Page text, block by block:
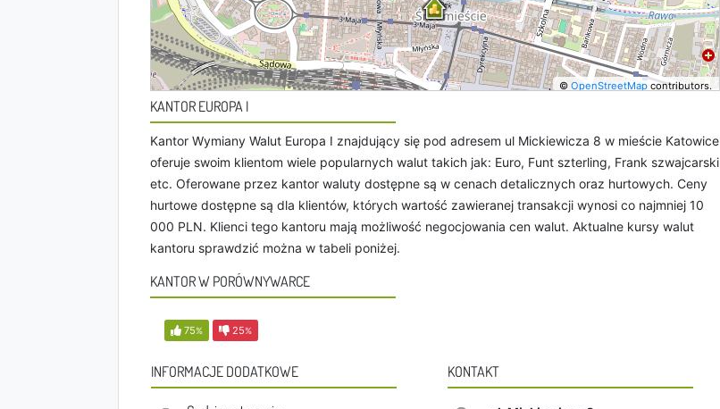
©OpenStreetMap contributors.
KANTOR EUROPA I
Kantor Wymiany Walut Europa I znajdujący się pod adresem ul Mickiewicza 8 w mieście Katowice
oferuje swoim klientom wiele popularnych walut takich jak: Euro, Funt szterling, Frank szwajcarski
etc. Oferowane przez kantor waluty dostępne są w cenach detalicznych oraz hurtowych. Ceny
hurtowe dostępne są dla klientów, których wartość zawieranej transakcji wynosi co najmniej 10
000 PLN. Klienci tego kantoru mają możliwość negocjowania cen walut. Aktualne kursy walut
kantoru sprawdzić można w tabeli poniżej.
KANTOR W PORÓWNYWARCE
75% 25%
INFORMACJE DODATKOWE KONTAKT